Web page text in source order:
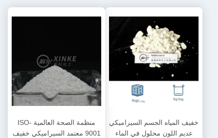
خفيف المياه الجسم السيراميكي
عديم اللون محلول في الماء
منظمة الصحة العالمية ISO-
9001 معتمد السيراميكي خفيف